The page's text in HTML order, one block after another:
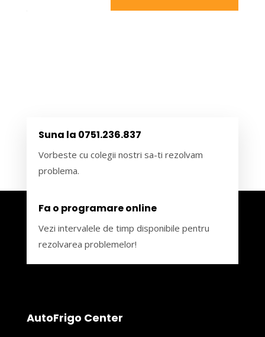
Suna la 0751.236.837
Vorbeste cu colegii nostri sa-ti rezolvam
problema.
Fa o programare online
Vezi intervalele de timp disponibile pentru
rezolvarea problemelor!
AutoFrigo Center